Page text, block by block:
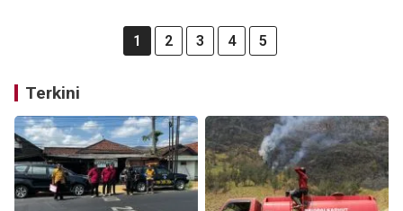
1 2 3 4 5
Terkini